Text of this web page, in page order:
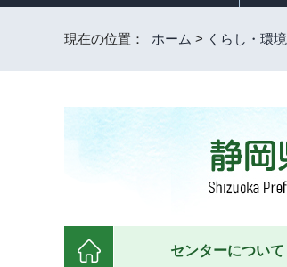
現在の位置： ホーム > くらし・環境
センターについて